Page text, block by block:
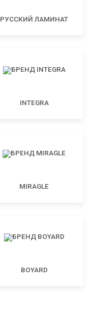
РУССКИЙ ЛАМИНАТ
INTEGRA
MIRAGLE
BOYARD